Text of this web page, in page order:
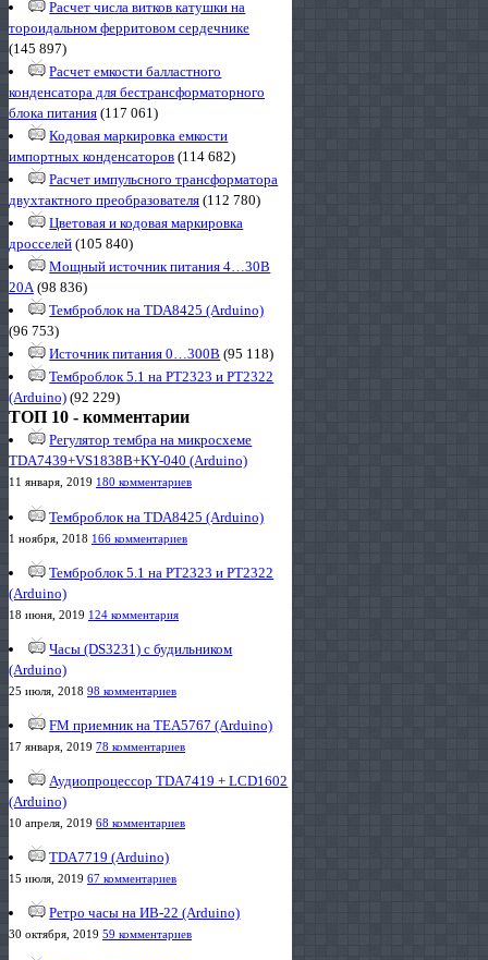
Расчет числа витков катушки на
тороидальном ферритовом сердечнике
(145 897)
Расчет емкости балластного
конденсатора для бестрансформаторного
блока питания (117 061)
Кодовая маркировка емкости
импортных конденсаторов (114 682)
Расчет импульсного трансформатора
двухтактного преобразователя (112 780)
Цветовая и кодовая маркировка
дросселей (105 840)
Мощный источник питания 4…30В
20А(98 836)
Темброблок на TDA8425 (Arduino)
(96 753)
Источник питания 0…300В (95 118)
Темброблок 5.1 на PT2323 и PT2322
(Arduino) (92 229)
ТОП 10 - комментарии
Регулятор тембра на микросхеме
TDA7439+VS1838B+KY-040 (Arduino)
11 января, 2019 180 комментариев
Темброблок на TDA8425 (Arduino)
1 ноября, 2018 166 комментариев
Темброблок 5.1 на PT2323 и PT2322
(Arduino)
18 июня, 2019 124 комментария
Часы (DS3231) с будильником
(Arduino)
25 июля, 2018 98 комментариев
FM приемник на TEA5767 (Arduino)
17 января, 2019 78 комментариев
Аудиопроцессор TDA7419 + LCD1602
(Arduino)
10 апреля, 2019 68 комментариев
TDA7719 (Arduino)
15 июля, 2019 67 комментариев
Ретро часы на ИВ-22 (Arduino)
30 октября, 2019 59 комментариев